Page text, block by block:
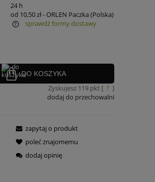
24 h
od 10,50 zł- ORLEN Paczka (Polska)
sprawdź formy dostawy
DO KOSZYKA
Zyskujesz 119pkt [ ? ]
dodaj do przechowalni
zapytaj o produkt
poleć znajomemu
dodaj opinię